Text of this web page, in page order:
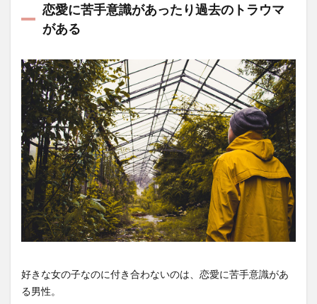
恋愛に苦手意識があったり過去のトラウマ
がある
好きな女の子なのに付き合わないのは、恋愛に苦手意識があ
る男性。